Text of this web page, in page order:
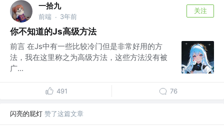
一拾九
前端 · 3年前
关注
你不知道的Js高级方法
前言 在Js中有一些比较冷门但是非常好用的方
法，我在这里称之为高级方法，这些方法没有被
广...
491 76
闪亮的屁灯 赞了这篇文章